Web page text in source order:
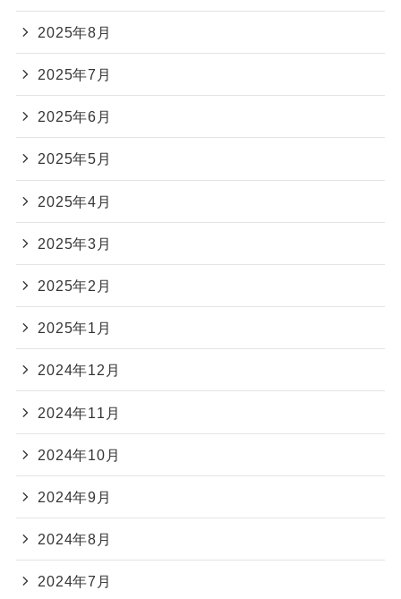
2025年8月
2025年7月
2025年6月
2025年5月
2025年4月
2025年3月
2025年2月
2025年1月
2024年12月
2024年11月
2024年10月
2024年9月
2024年8月
2024年7月